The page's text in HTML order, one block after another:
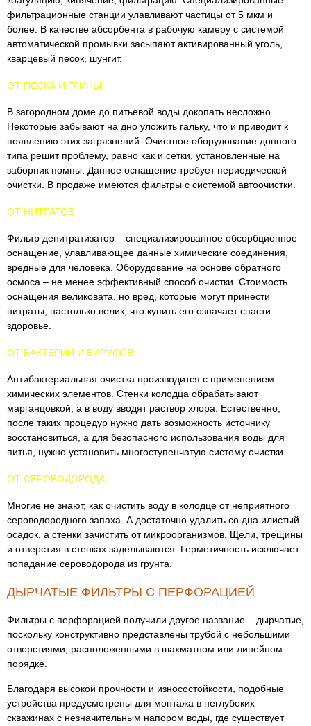
фильтрационные станции улавливают частицы от 5 мкм и
более. В качестве абсорбента в рабочую камеру с системой
автоматической промывки засыпают активированный уголь,
кварцевый песок, шунгит.
ОТ ПЕСКА И ГЛИНЫ
В загородном доме до питьевой воды докопать несложно.
Некоторые забывают на дно уложить гальку, что и приводит к
появлению этих загрязнений. Очистное оборудование донного
типа решит проблему, равно как и сетки, установленные на
заборник помпы. Данное оснащение требует периодической
очистки. В продаже имеются фильтры с системой автоочистки.
ОТ НИТРАТОВ
Фильтр денитратизатор – специализированное обсорбционное
оснащение, улавливающее данные химические соединения,
вредные для человека. Оборудование на основе обратного
осмоса – не менее эффективный способ очистки. Стоимость
оснащения великовата, но вред, которые могут принести
нитраты, настолько велик, что купить его означает спасти
здоровье.
ОТ БАКТЕРИЙ И ВИРУСОВ
Антибактериальная очистка производится с применением
химических элементов. Стенки колодца обрабатывают
марганцовкой, а в воду вводят раствор хлора. Естественно,
после таких процедур нужно дать возможность источнику
восстановиться, а для безопасного использования воды для
питья, нужно установить многоступенчатую систему очистки.
ОТ СЕРОВОДОРОДА
Многие не знают, как очистить воду в колодце от неприятного
сероводородного запаха. А достаточно удалить со дна илистый
осадок, а стенки зачистить от микроорганизмов. Щели, трещины
и отверстия в стенках заделываются. Герметичность исключает
попадание сероводорода из грунта.
ДЫРЧАТЫЕ ФИЛЬТРЫ С ПЕРФОРАЦИЕЙ
Фильтры с перфорацией получили другое название – дырчатые,
поскольку конструктивно представлены трубой с небольшими
отверстиями, расположенными в шахматном или линейном
порядке.
Благодаря высокой прочности и износостойкости, подобные
устройства предусмотрены для монтажа в неглубоких
скважинах с незначительным напором воды, где существует